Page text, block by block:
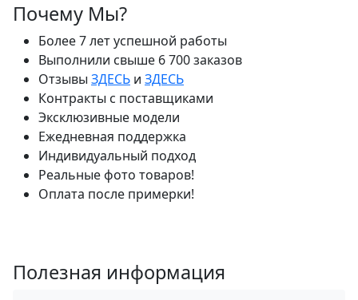
Почему Мы?
Более 7 лет успешной работы
Выполнили свыше 6 700 заказов
Отзывы ЗДЕСЬ и ЗДЕСЬ
Контракты с поставщиками
Эксклюзивные модели
Ежедневная поддержка
Индивидуальный подход
Реальные фото товаров!
Оплата после примерки!
Полезная информация